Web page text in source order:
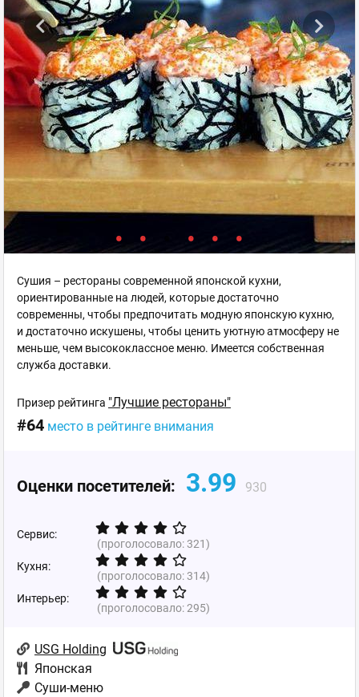
Сушия – рестораны современной японской кухни,
ориентированные на людей, которые достаточно
современны, чтобы предпочитать модную японскую кухню,
и достаточно искушены, чтобы ценить уютную атмосферу не
меньше, чем высококлассное меню. Имеется собственная
служба доставки.
Призер рейтинга "Лучшие рестораны"
#64 место в рейтинге внимания
Оценки посетителей: 3.99 930
Сервис:
(проголосовало:321)
Кухня:
(проголосовало:314)
Интерьер:
(проголосовало:295)
USG Holding
Японская
Суши-меню